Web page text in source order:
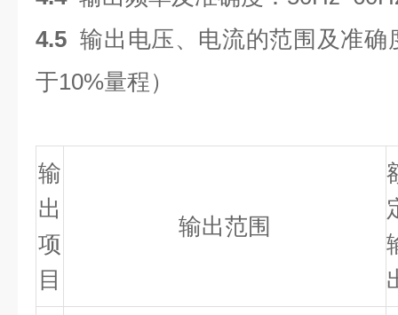
4.5 输出电压、电流的范围及准
于10%量程）
输
出
项
目
输出范围